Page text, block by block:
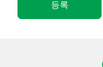
등록